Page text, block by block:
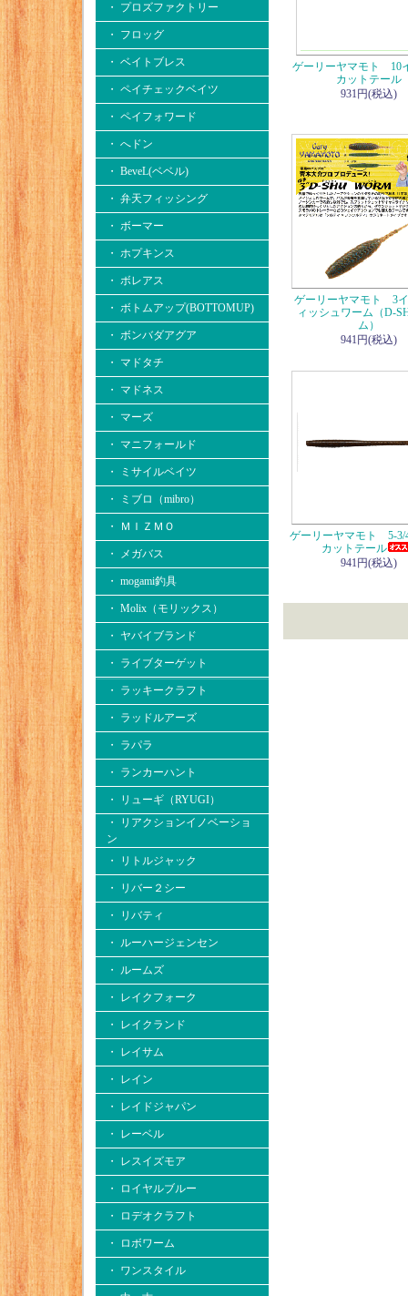
・ プロズファクトリー
・ フロッグ
・ ベイトブレス
・ ペイチェックベイツ
・ ペイフォワード
・ へドン
・ BeveL(ベベル)
・ 弁天フィッシング
・ ボーマー
・ ホプキンス
・ ボレアス
・ ボトムアップ(BOTTOMUP)
・ ボンバダアグア
・ マドタチ
・ マドネス
・ マーズ
・ マニフォールド
・ ミサイルベイツ
・ ミブロ（mibro）
・ ＭＩＺＭＯ
・ メガバス
・ mogami釣具
・ Molix（モリックス）
・ ヤバイブランド
・ ライブターゲット
・ ラッキークラフト
・ ラッドルアーズ
・ ラパラ
・ ランカーハント
・ リューギ（RYUGI）
・ リアクションイノベーショ
ン
・ リトルジャック
・ リバー２シー
・ リバティ
・ ルーハージェンセン
・ ルームズ
・ レイクフォーク
・ レイクランド
・ レイサム
・ レイン
・ レイドジャパン
・ レーベル
・ レスイズモア
・ ロイヤルブルー
・ ロデオクラフト
・ ロボワーム
・ ワンスタイル
ゲーリーヤマモト
カットテール
931円(税込)
ゲーリーヤマモト 3
ィッシュワーム（D-
ム）
941円(税込)
ゲーリーヤマモト 5-3/
カットテール
941円(税込)